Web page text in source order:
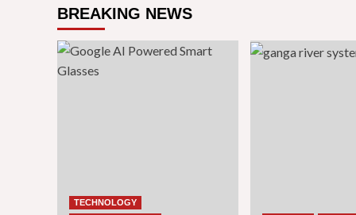
BREAKING NEWS
TECHNOLOGY